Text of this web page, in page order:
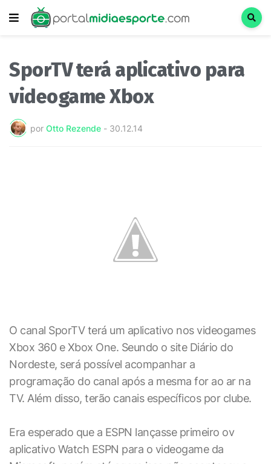
SporTV terá aplicativo para
videogame Xbox
por Otto Rezende - 30.12.14
O canal SporTV terá um aplicativo nos videogames
Xbox 360 e Xbox One. Seundo o site Diário do
Nordeste, será possível acompanhar a
programação do canal após a mesma for ao ar na
TV. Além disso, terão canais específicos por clube.
Era esperado que a ESPN lançasse primeiro ov
aplicativo Watch ESPN para o videogame da